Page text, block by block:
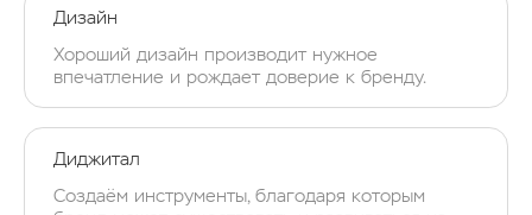
Дизайн
Хороший дизайн производит нужное
впечатление и рождает доверие к бренду.
Диджитал
Создаём инструменты, благодаря которым